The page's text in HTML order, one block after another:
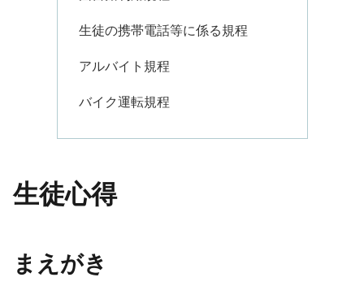
生徒の携帯電話等に係る規程
アルバイト規程
バイク運転規程
生徒心得
まえがき